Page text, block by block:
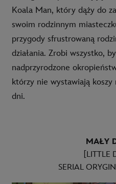
Koala Man, który dąży do
swoim rodzinnym
przygody sfrustrowaną
działania. Zrobi wszystko,
nadprzyrodzone
którzy nie wystawiają
dni.
MAŁY
[LITTLE
SERIAL